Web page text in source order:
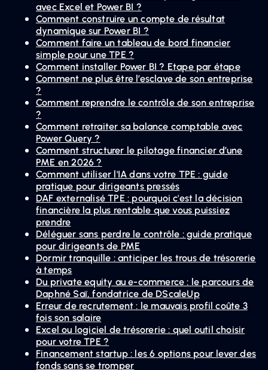
avec Excel et Power BI ?
Comment construire un compte de résultat
dynamique sur Power BI ?
Comment faire un tableau de bord financier
simple pour une TPE ?
Comment installer Power BI ? Etape par étape
Comment ne plus être l’esclave de son entreprise
?
Comment reprendre le contrôle de son entreprise
?
Comment retraiter sa balance comptable avec
Power Query ?
Comment structurer le pilotage financier d’une
PME en 2026 ?
Comment utiliser l'IA dans votre TPE : guide
pratique pour dirigeants pressés
DAF externalisé TPE : pourquoi c'est la décision
financière la plus rentable que vous puissiez
prendre
Déléguer sans perdre le contrôle : guide pratique
pour dirigeants de PME
Dormir tranquille : anticiper les trous de trésorerie
à temps
Du private equity au e-commerce : le parcours de
Daphné Saï, fondatrice de DScaleUp
Erreur de recrutement : le mauvais profil coûte 3
fois son salaire
Excel ou logiciel de trésorerie : quel outil choisir
pour votre TPE ?
Financement startup : les 6 options pour lever des
fonds sans se tromper